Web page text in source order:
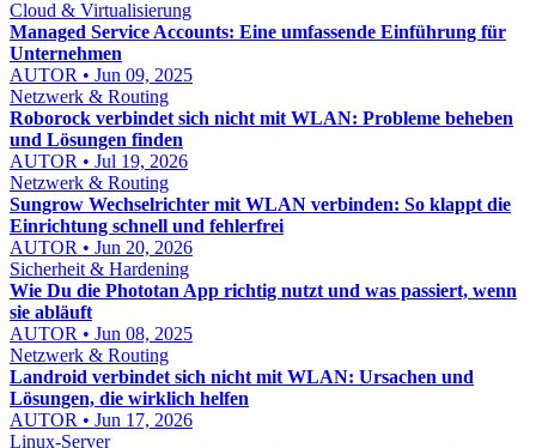
Cloud & Virtualisierung
Managed Service Accounts: Eine umfassende Einführung für
Unternehmen
AUTOR • Jun 09, 2025
Netzwerk & Routing
Roborock verbindet sich nicht mit WLAN: Probleme beheben
und Lösungen finden
AUTOR • Jul 19, 2026
Netzwerk & Routing
Sungrow Wechselrichter mit WLAN verbinden: So klappt die
Einrichtung schnell und fehlerfrei
AUTOR • Jun 20, 2026
Sicherheit & Hardening
Wie Du die Phototan App richtig nutzt und was passiert, wenn
sie abläuft
AUTOR • Jun 08, 2025
Netzwerk & Routing
Landroid verbindet sich nicht mit WLAN: Ursachen und
Lösungen, die wirklich helfen
AUTOR • Jun 17, 2026
Linux-Server